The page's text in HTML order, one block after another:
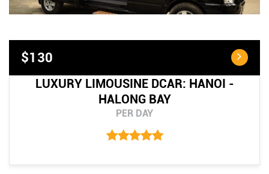
$130
LUXURY LIMOUSINE DCAR: HANOI -
HALONG BAY
PER DAY